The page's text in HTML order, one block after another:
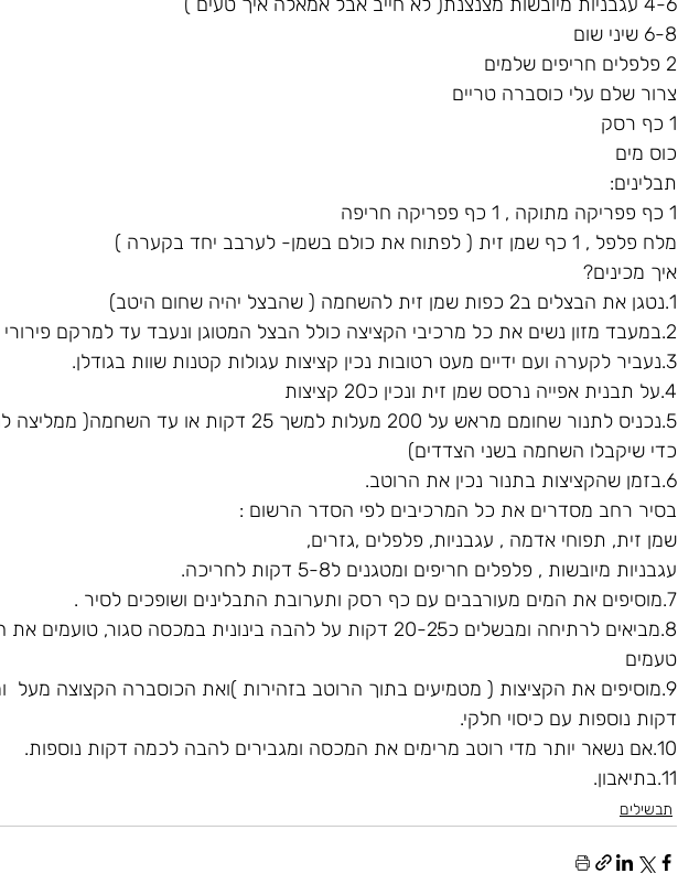
6-8 שיני שום
2 פלפלים חריפים שלמים
צרור שלם עלי כוסברה טריים
1 כף רסק
כוס מים
תבלינים:
1 כף פפריקה מתוקה , 1 כף פפריקה חריפה
מלח פלפל , 1 כף שמן זית ( לפתוח את כולם בשמן- לערבב יחד בקערה )
איך מכינים?
1.נטגן את הבצלים ב2 כפות שמן זית להשחמה ( שהבצל יהיה שחום היטב)
2.במעבד מזון נשים את כל מרכיבי הקציצה כולל הבצל המטוגן ונעבד עד למרקם פירורי
3.נעביר לקערה ועם ידיים מעט רטובות נכין קציצות עגולות קטנות שוות בגודלן.
4.על תבנית אפייה נרסס שמן זית ונכין כ20 קציצות
5.נכניס לתנור שחומם מראש על 200 מעלות למשך 25 דקות או עד
כדי שיקבלו השחמה בשני הצדדים)
6.בזמן שהקציצות בתנור נכין את הרוטב.
בסיר רחב מסדרים את כל המרכיבים לפי הסדר הרשום :
שמן זית, תפוחי אדמה , עגבניות, פלפלים ,גזרים,
עגבניות מיובשות , פלפלים חריפים ומטגנים ל5-8 דקות לחריכה.
7.מוסיפים את המים מעורבבים עם כף רסק ותערובת התבלינים ושופכים לסיר .
8.מביאים לרתיחה ומבשלים כ20-25 דקות על להבה בינונית במכסה סגור,
טעמים
דקות נוספות עם כיסוי חלקי.
10.אם נשאר יותר מדי רוטב מרימים את המכסה ומגבירים להבה לכמה דקות נוספות.
11.בתיאבון.
תבשילים